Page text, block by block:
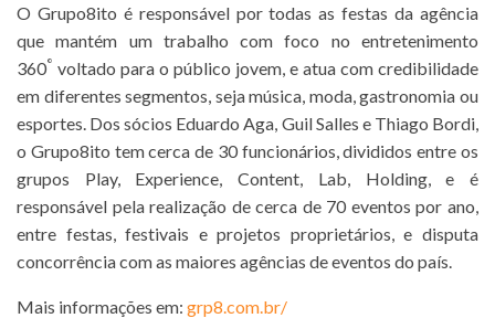
O Grupo8ito é responsável por todas as festas da agência
que mantém um trabalho com foco no entretenimento
360° voltado para o público jovem, e atua com credibilidade
em diferentes segmentos, seja música, moda, gastronomia ou
esportes. Dos sócios Eduardo Aga, Guil Salles e Thiago Bordi,
o Grupo8ito tem cerca de 30 funcionários, divididos entre os
grupos Play, Experience, Content, Lab, Holding, e é
responsável pela realização de cerca de 70 eventos por ano,
entre festas, festivais e projetos proprietários, e disputa
concorrência com as maiores agências de eventos do país.
Mais informações em: grp8.com.br/